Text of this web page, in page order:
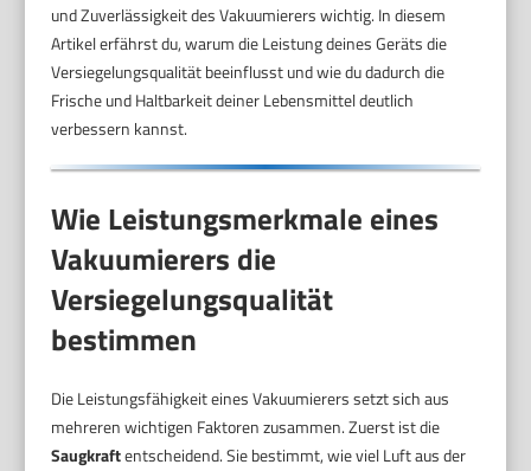
und Zuverlässigkeit des Vakuumierers wichtig. In diesem
Artikel erfährst du, warum die Leistung deines Geräts die
Versiegelungsqualität beeinflusst und wie du dadurch die
Frische und Haltbarkeit deiner Lebensmittel deutlich
verbessern kannst.
Wie Leistungsmerkmale eines
Vakuumierers die
Versiegelungsqualität
bestimmen
Die Leistungsfähigkeit eines Vakuumierers setzt sich aus
mehreren wichtigen Faktoren zusammen. Zuerst ist die
Saugkraftentscheidend. Sie bestimmt, wie viel Luft aus der